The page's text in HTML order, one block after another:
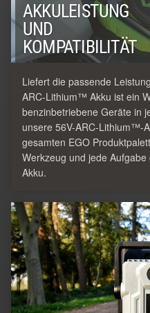
AKKULEISTUNG
UND
KOMPATIBILITÄT
Liefert die passende
ARC-Lithium™ Akku ist ein
benzinbetriebene Geräte in
unsere 56V-ARC-Lithium™-
gesamten EGO
Werkzeug und jede
Akku.